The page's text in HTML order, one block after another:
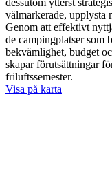
dessutom ytterst
välmarkerade, upplysta
Genom att effektivt
de campingplatser som
bekvämlighet, budget
skapar förutsättningar
friluftssemester.
Visa på karta